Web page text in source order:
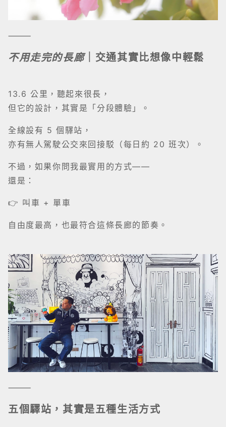
⸻
不用走完的長廊｜交通其實比想像中輕鬆
13.6 公里，聽起來很長，
但它的設計，其實是「分段體驗」。
全線設有 5 個驛站，
亦有無人駕駛公交來回接駁（每日約 20 班次）。
不過，如果你問我最實用的方式——
還是：
👉 叫車 + 單車
自由度最高，也最符合這條長廊的節奏。
⸻
五個驛站，其實是五種生活方式